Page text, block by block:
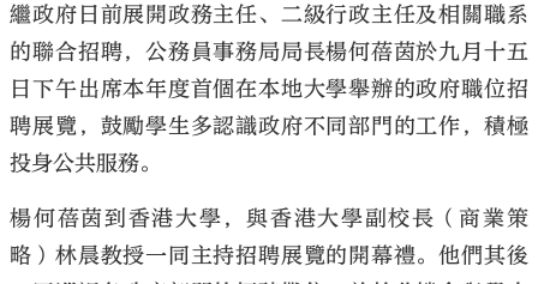
繼政府日前展開政務主任、二級行政主任及相關職系
的聯合招聘，公務員事務局局長楊何蓓茵於九月十五
日下午出席本年度首個在本地大學舉辦的政府職位招
聘展覽，鼓勵學生多認識政府不同部門的工作，積極
投身公共服務。
楊何蓓茵到香港大學，與香港大學副校長（商業策
略）林晨教授一同主持招聘展覽的開幕禮。他們其後